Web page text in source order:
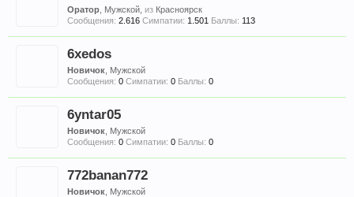
Оратор , Мужской, из Красноярск
Сообщения: 2.616 Симпатии: 1.501 Баллы: 113
6xedos
Новичок , Мужской
Сообщения: 0 Симпатии: 0 Баллы: 0
6yntar05
Новичок , Мужской
Сообщения: 0 Симпатии: 0 Баллы: 0
772banan772
Новичок , Мужской